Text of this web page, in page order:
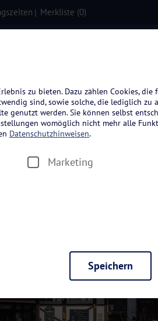
Merkliste (0)
zu bieten. Dazu zählen Cookies,
sind, sowie solche, die lediglich zu
genutzt werden. Sie können selbst
womöglich nicht mehr alle
Datenschutzhinweisen.
Marketing
und ermöglichen beispielsweise
unserer Seite schneller zur Verfügung zu
Speichern